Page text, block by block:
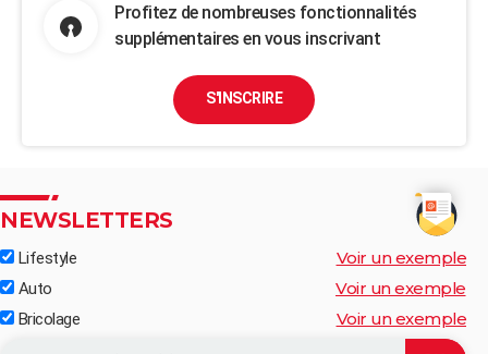
Profitez de nombreuses fonctionnalités
supplémentaires en vous inscrivant
S'INSCRIRE
NEWSLETTERS
Lifestyle Voir un exemple
Auto Voir un exemple
Bricolage Voir un exemple